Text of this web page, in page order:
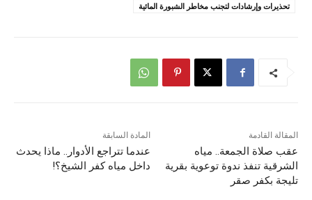
تحذيرات وإرشادات لتجنب مخاطر الشبورة المائية
المادة السابقة
عندما تتراجع الأدوار.. ماذا يحدث
داخل مياه كفر الشيخ؟!
المقالة القادمة
عقب صلاة الجمعة.. مياه
الشرقية تنفذ ندوة توعوية بقرية
تليجة بكفر صقر